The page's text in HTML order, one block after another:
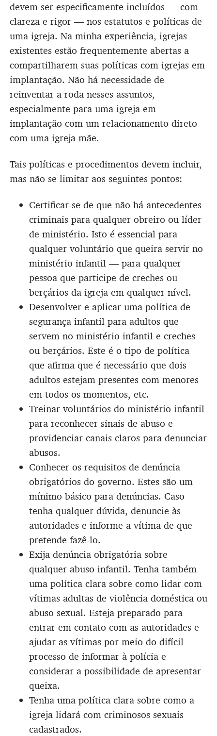
devem ser especificamente incluídos — com
clareza e rigor — nos estatutos e políticas de
uma igreja. Na minha experiência, igrejas
existentes estão frequentemente abertas a
compartilharem suas políticas com igrejas em
implantação. Não há necessidade de
reinventar a roda nesses assuntos,
especialmente para uma igreja em
implantação com um relacionamento direto
com uma igreja mãe.
Tais políticas e procedimentos devem incluir,
mas não se limitar aos seguintes pontos:
Certificar-se de que não há antecedentes
criminais para qualquer obreiro ou líder
de ministério. Isto é essencial para
qualquer voluntário que queira servir no
ministério infantil — para qualquer
pessoa que participe de creches ou
berçários da igreja em qualquer nível.
Desenvolver e aplicar uma política de
segurança infantil para adultos que
servem no ministério infantil e creches
ou berçários. Este é o tipo de política
que afirma que é necessário que dois
adultos estejam presentes com menores
em todos os momentos, etc.
Treinar voluntários do ministério infantil
para reconhecer sinais de abuso e
providenciar canais claros para denunciar
abusos.
Conhecer os requisitos de denúncia
obrigatórios do governo. Estes são um
mínimo básico para denúncias. Caso
tenha qualquer dúvida, denuncie às
autoridades e informe a vítima de que
pretende fazê-lo.
Exija denúncia obrigatória sobre
qualquer abuso infantil. Tenha também
uma política clara sobre como lidar com
vítimas adultas de violência doméstica ou
abuso sexual. Esteja preparado para
entrar em contato com as autoridades e
ajudar as vítimas por meio do difícil
processo de informar à polícia e
considerar a possibilidade de apresentar
queixa.
Tenha uma política clara sobre como a
igreja lidará com criminosos sexuais
cadastrados.